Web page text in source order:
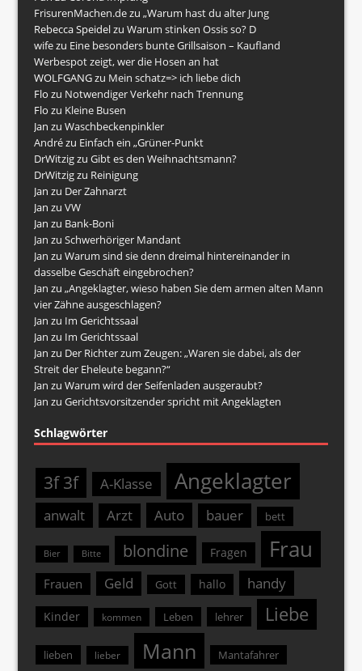
FrisurenMachen.dezu„Warum hast du alter Jung
Rebecca SpeidelzuWarum stinken Ossis so? D
wifezu Eine besonders bunte Grillsaison – Kaufland
Werbespot zeigt, wer die Hosen an hat
WOLFGANGzu Mein schatz=> ich liebe dich
Flo zu Notwendiger Verkehr nach Trennung
Flo zu Kleine Busen
Jan zuWaschbeckenpinkler
Andrézu Einfach ein „Grüner-Punkt
DrWitzigzuGibt es den Weihnachtsmann?
DrWitzigzu Reinigung
Jan zu Der Zahnarzt
Jan zuVW
Jan zu Bank-Boni
Jan zuSchwerhöriger Mandant
Jan zuWarum sind sie denn dreimal hintereinander in
dasselbe Geschäft eingebrochen?
Jan zu„Angeklagter, wieso haben Sie dem armen alten Mann
vier Zähne ausgeschlagen?
Jan zu Im Gerichtssaal
Jan zu Im Gerichtssaal
Jan zu Der Richter zum Zeugen: „Waren sie dabei, als der
Streit der Eheleute begann?“
Jan zuWarum wird der Seifenladen ausgeraubt?
Jan zuGerichtsvorsitzender spricht mit Angeklagten
Schlagwörter
3f 3f A-Klasse Angeklagter
anwalt Arzt Auto bauer bett
Bier Bitte blondine Fragen Frau
Frauen Geld Gott hallo handy
Kinder kommen Leben lehrer Liebe
lieben lieber Mann Mantafahrer